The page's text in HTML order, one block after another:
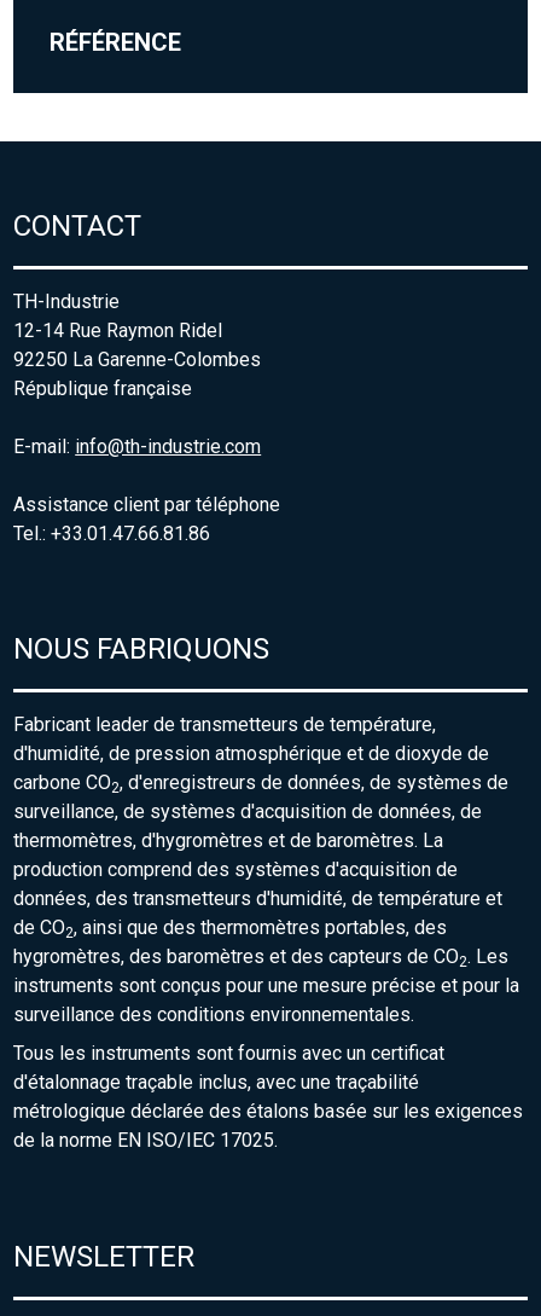
RÉFÉRENCE
CONTACT
TH-Industrie
12-14 Rue Raymon Ridel
92250 La Garenne-Colombes
République française
E-mail: info@th-industrie.com
Assistance client par téléphone
Tel.: +33.01.47.66.81.86
NOUS FABRIQUONS
Fabricant leader de transmetteurs de température,
d'humidité, de pression atmosphérique et de dioxyde de
carbone CO2, d'enregistreurs de données, de systèmes de
surveillance, de systèmes d'acquisition de données, de
thermomètres, d'hygromètres et de baromètres. La
production comprend des systèmes d'acquisition de
données, des transmetteurs d'humidité, de température et
de CO2, ainsi que des thermomètres portables, des
hygromètres, des baromètres et des capteurs de CO2. Les
instruments sont conçus pour une mesure précise et pour la
surveillance des conditions environnementales.
Tous les instruments sont fournis avec un certificat
d'étalonnage traçable inclus, avec une traçabilité
métrologique déclarée des étalons basée sur les exigences
de la norme EN ISO/IEC 17025.
NEWSLETTER